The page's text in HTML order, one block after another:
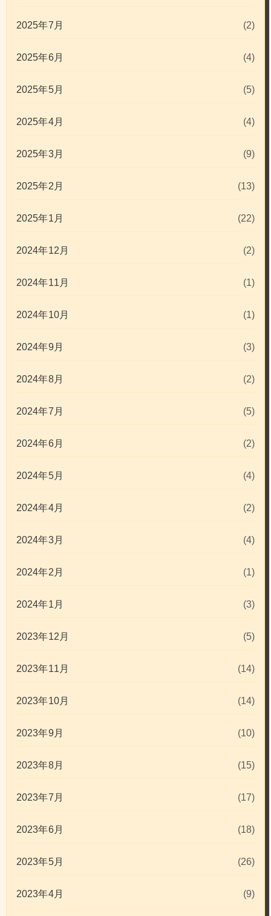
2025年7月 (2)
2025年6月 (4)
2025年5月 (5)
2025年4月 (4)
2025年3月 (9)
2025年2月 (13)
2025年1月 (22)
2024年12月 (2)
2024年11月 (1)
2024年10月 (1)
2024年9月 (3)
2024年8月 (2)
2024年7月 (5)
2024年6月 (2)
2024年5月 (4)
2024年4月 (2)
2024年3月 (4)
2024年2月 (1)
2024年1月 (3)
2023年12月 (5)
2023年11月 (14)
2023年10月 (14)
2023年9月 (10)
2023年8月 (15)
2023年7月 (17)
2023年6月 (18)
2023年5月 (26)
2023年4月 (9)